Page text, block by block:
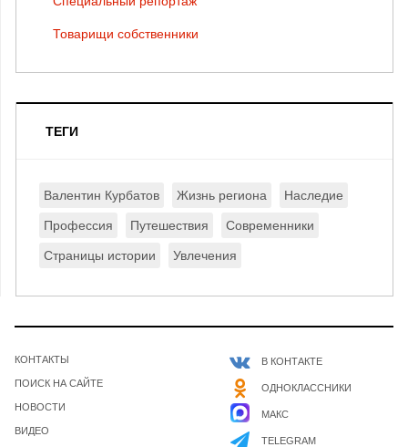
Товарищи собственники
ТЕГИ
Валентин Курбатов Жизнь региона Наследие
Профессия Путешествия Современники
Страницы истории Увлечения
КОНТАКТЫ
ПОИСК НА САЙТЕ
НОВОСТИ
ВИДЕО
В КОНТАКТЕ
ОДНОКЛАССНИКИ
МАКС
TELEGRAM